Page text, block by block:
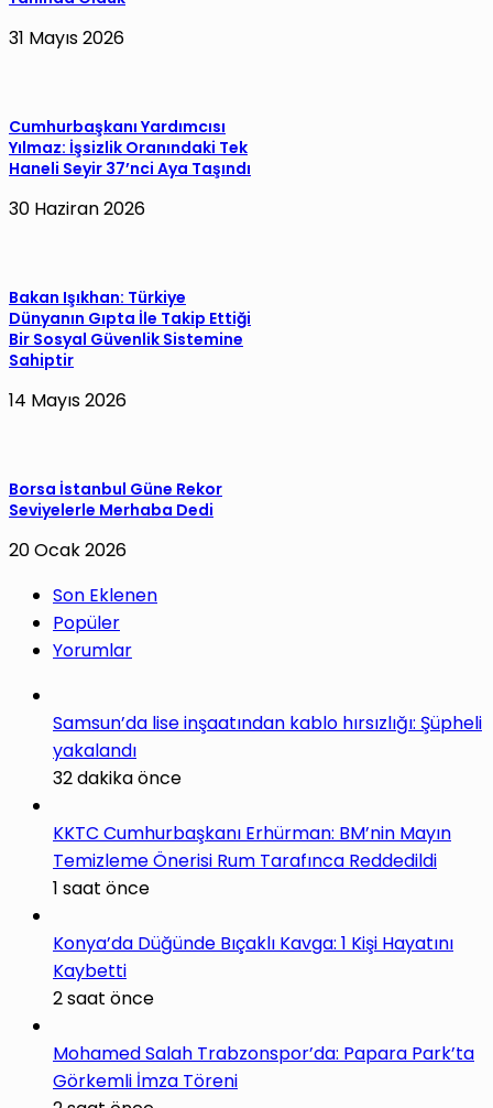
31 Mayıs 2026
Cumhurbaşkanı Yardımcısı
Yılmaz: İşsizlik Oranındaki Tek
Haneli Seyir 37’nci Aya Taşındı
30 Haziran 2026
Bakan Işıkhan: Türkiye
Dünyanın Gıpta İle Takip Ettiği
Bir Sosyal Güvenlik Sistemine
Sahiptir
14 Mayıs 2026
Borsa İstanbul Güne Rekor
Seviyelerle Merhaba Dedi
20 Ocak 2026
Son Eklenen
Popüler
Yorumlar
Samsun’da lise inşaatından kablo hırsızlığı: Şüpheli
yakalandı
32 dakika önce
KKTC Cumhurbaşkanı Erhürman: BM’nin Mayın
Temizleme Önerisi Rum Tarafınca Reddedildi
1 saat önce
Konya’da Düğünde Bıçaklı Kavga: 1 Kişi Hayatını
Kaybetti
2 saat önce
Mohamed Salah Trabzonspor’da: Papara Park’ta
Görkemli İmza Töreni